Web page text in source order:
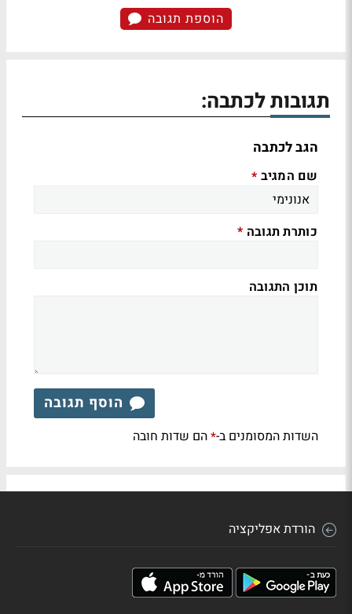
הוספת תגובה
תגובות לכתבה:
הגב לכתבה
שם המגיב *
כותרת תגובה *
תוכן התגובה
הוסף תגובה
השדות המסומנים ב-*הם שדות חובה
הורדת אפליקציה